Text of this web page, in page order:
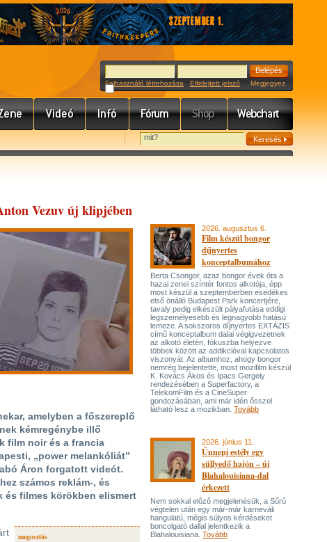
Felhasználó létrehozása Elfelejtett jelszó Megjegyez
Vezuv új klipjében
amelyben a főszereplő
kémregénybe illő
film noir és a francia
„power melankóliát”
Áron forgatott videót.
számos reklám-, és
és filmes körökben elismert
megosztás
2026. augusztus 6.
Film készül bongor
díjnyertes
konceptalbumához
Berta Csongor, azaz bongor évek óta a
hazai zenei színtér fontos alkotója, épp
most készül a szeptemberben esedékes
első önálló Budapest Park koncertjére,
tavaly pedig elkészült pályafutása eddigi
legszemélyesebb és legnagyobb hatású
lemeze. A sokszoros díjnyertes EXTÁZIS
című konceptalbum dalai végigvezetnek
az alkotó életén, fókuszba helyezve
többek között az addikcióval kapcsolatos
viszonyát. Az albumhoz, ahogy bongor
nemrég bejelentette, most mozifilm készül
K. Kovács Ákos és Ipacs Gergely
rendezésében a Superfactory, a
TelekomFilm és a CineSuper
gondozásában, ami már idén ősszel
látható lesz a mozikban. Tovább
2026. június 11.
Ünnepi estély egy
süllyedő hajón – új
Blahalouisiana-dal
érkezett
Nem sokkal előző megjelenésük, a Sűrű
végtelen után egy már-már karneváli
hangulatú, mégis súlyos kérdéseket
boncolgató dallal jelentkezik a
Blahalouisiana. Tovább